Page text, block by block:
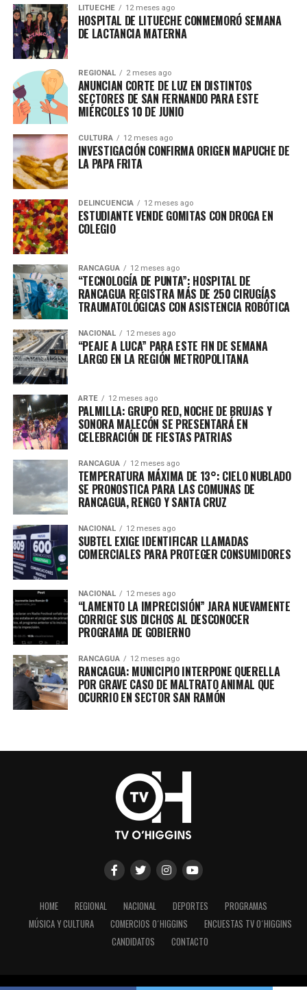
LITUECHE 12 meses ago
HOSPITAL DE LITUECHE CONMEMORÓ SEMANA
DE LACTANCIA MATERNA
REGIONAL 2 meses ago
ANUNCIAN CORTE DE LUZ EN DISTINTOS
SECTORES DE SAN FERNANDO PARA ESTE
MIÉRCOLES 10 DE JUNIO
CULTURA 12 meses ago
INVESTIGACIÓN CONFIRMA ORIGEN MAPUCHE DE
LA PAPA FRITA
DELINCUENCIA 12 meses ago
ESTUDIANTE VENDE GOMITAS CON DROGA EN
COLEGIO
RANCAGUA 12 meses ago
“TECNOLOGÍA DE PUNTA”: HOSPITAL DE
RANCAGUA REGISTRA MÁS DE 250 CIRUGÍAS
TRAUMATOLÓGICAS CON ASISTENCIA ROBÓTICA
NACIONAL 12 meses ago
“PEAJE A LUCA” PARA ESTE FIN DE SEMANA
LARGO EN LA REGIÓN METROPOLITANA
ARTE 12 meses ago
PALMILLA: GRUPO RED, NOCHE DE BRUJAS Y
SONORA MALECÓN SE PRESENTARÁ EN
CELEBRACIÓN DE FIESTAS PATRIAS
RANCAGUA 12 meses ago
TEMPERATURA MÁXIMA DE 13°: CIELO NUBLADO
SE PRONOSTICA PARA LAS COMUNAS DE
RANCAGUA, RENGO Y SANTA CRUZ
NACIONAL 12 meses ago
SUBTEL EXIGE IDENTIFICAR LLAMADAS
COMERCIALES PARA PROTEGER CONSUMIDORES
NACIONAL 12 meses ago
“LAMENTO LA IMPRECISIÓN” JARA NUEVAMENTE
CORRIGE SUS DICHOS AL DESCONOCER
PROGRAMA DE GOBIERNO
RANCAGUA 12 meses ago
RANCAGUA: MUNICIPIO INTERPONE QUERELLA
POR GRAVE CASO DE MALTRATO ANIMAL QUE
OCURRIO EN SECTOR SAN RAMÓN
HOME REGIONAL NACIONAL DEPORTES
PROGRAMAS
MÚSICA Y CULTURA
COMERCIOS O´HIGGINS
ENCUESTAS TV O´HIGGINS
CANDIDATOS
CONTACTO